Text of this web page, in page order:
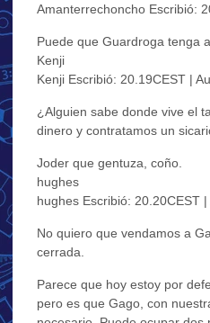
Amanterrechoncho Escribió:
Puede que Guardroga tenga
Kenji
Kenji Escribió: 20.19CEST |
¿Alguien sabe donde vive el
dinero y contratamos un
Joder que gentuza, coño.
hughes
hughes Escribió: 20.20CEST
No quiero que vendamos a
cerrada.
Parece que hoy estoy por
pero es que Gago, con